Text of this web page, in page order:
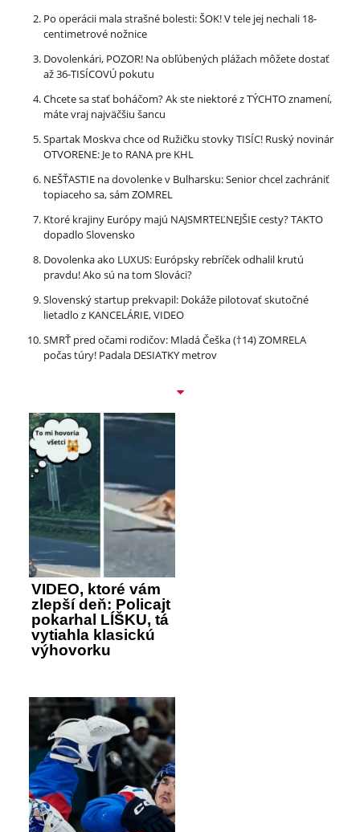
Po operácii mala strašné bolesti: ŠOK! V tele jej nechali 18-
centimetrové nožnice
Dovolenkári, POZOR! Na obľúbených plážach môžete dostať
až 36-TISÍCOVÚ pokutu
Chcete sa stať boháčom? Ak ste niektoré z TÝCHTO znamení,
máte vraj najväčšiu šancu
Spartak Moskva chce od Ružičku stovky TISÍC! Ruský novinár
OTVORENE: Je to RANA pre KHL
NEŠŤASTIE na dovolenke v Bulharsku: Senior chcel zachrániť
topiaceho sa, sám ZOMREL
Ktoré krajiny Európy majú NAJSMRTEĽNEJŠIE cesty? TAKTO
dopadlo Slovensko
Dovolenka ako LUXUS: Európsky rebríček odhalil krutú
pravdu! Ako sú na tom Slováci?
Slovenský startup prekvapil: Dokáže pilotovať skutočné
lietadlo z KANCELÁRIE, VIDEO
SMRŤ pred očami rodičov: Mladá Češka (†14) ZOMRELA
počas túry! Padala DESIATKY metrov
VIDEO, ktoré vám
zlepší deň: Policajt
pokarhal LÍŠKU, tá
vytiahla klasickú
výhovorku